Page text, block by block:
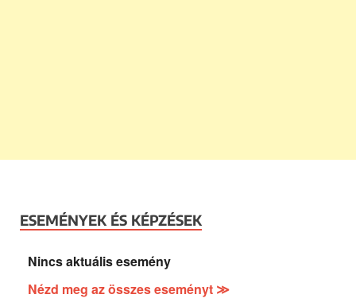
ESEMÉNYEK ÉS KÉPZÉSEK
Nincs aktuális esemény
Nézd meg az összes eseményt ≫